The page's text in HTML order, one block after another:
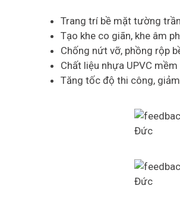
Trang trí bề mặt tường
Tạo khe co giãn, khe âm
Chống nứt vỡ, phồng rộp
Chất liệu nhựa UPVC
Tăng tốc độ thi công,